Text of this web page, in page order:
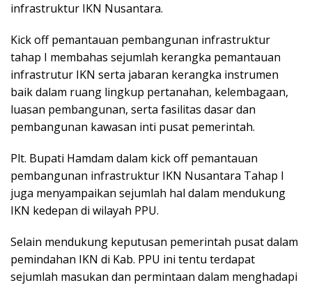
infrastruktur IKN Nusantara.
Kick off pemantauan pembangunan infrastruktur
tahap I membahas sejumlah kerangka pemantauan
infrastrutur IKN serta jabaran kerangka instrumen
baik dalam ruang lingkup pertanahan, kelembagaan,
luasan pembangunan, serta fasilitas dasar dan
pembangunan kawasan inti pusat pemerintah.
Plt. Bupati Hamdam dalam kick off pemantauan
pembangunan infrastruktur IKN Nusantara Tahap I
juga menyampaikan sejumlah hal dalam mendukung
IKN kedepan di wilayah PPU.
Selain mendukung keputusan pemerintah pusat dalam
pemindahan IKN di Kab. PPU ini tentu terdapat
sejumlah masukan dan permintaan dalam menghadapi